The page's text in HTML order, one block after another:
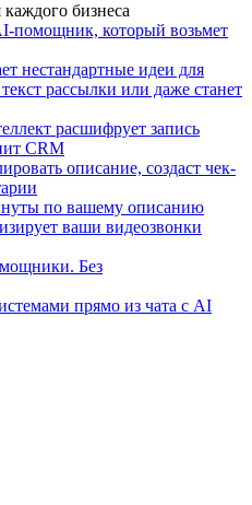
бизнеса
помощник, который возьмет
нестандартные идеи для
рассылки или даже станет
расшифрует запись
CRM
описание, создаст чек-
по вашему описанию
ваши видеозвонки
Без
прямо из чата с AI